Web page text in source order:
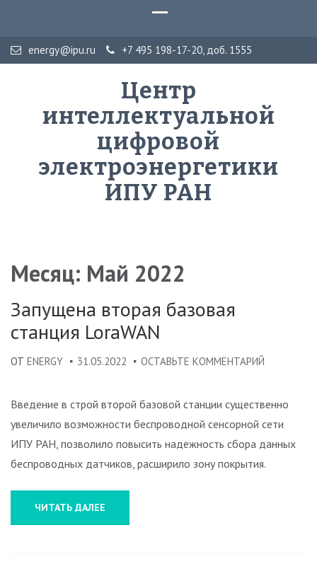
energy@ipu.ru +7 495 198-17-20, доб. 1555
Центр
интеллектуальной
цифровой
электроэнергетики
ИПУ РАН
Месяц: Май 2022
Запущена вторая базовая
станция LoraWAN
ОТ ENERGY 31.05.2022 ОСТАВЬТЕ КОММЕНТАРИЙ
БАЗОВАЯ
СТАНЦИЯ
LORAWAN
Введение в строй второй базовой станции существенно
увеличило возможности беспроводной сенсорной сети
ИПУ РАН, позволило повысить надежность сбора данных
беспроводных датчиков, расширило зону покрытия.
ЧИТАТЬ ДАЛЕЕ